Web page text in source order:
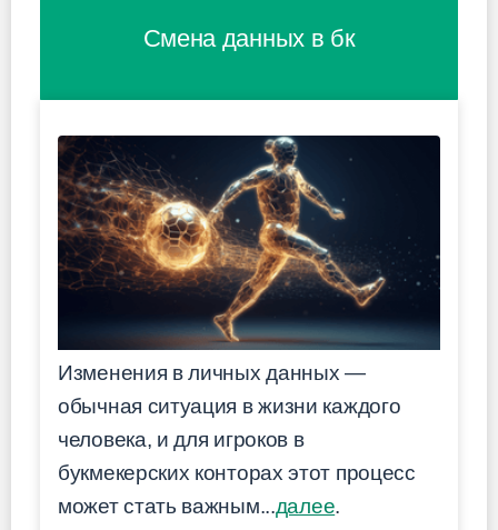
Смена данных в бк
Изменения в личных данных —
обычная ситуация в жизни каждого
человека, и для игроков в
букмекерских конторах этот процесс
может стать важным...далее.